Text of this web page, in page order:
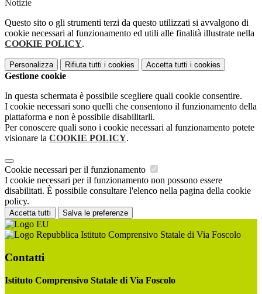
Notizie
Questo sito o gli strumenti terzi da questo utilizzati si avvalgono di
cookie necessari al funzionamento ed utili alle finalità illustrate nella
COOKIE POLICY.
Personalizza Rifiuta tutti i cookies Accetta tutti i cookies
Gestione cookie
In questa schermata è possibile scegliere quali cookie consentire.
I cookie necessari sono quelli che consentono il funzionamento della
piattaforma e non è possibile disabilitarli.
Per conoscere quali sono i cookie necessari al funzionamento potete
visionare la COOKIE POLICY.
Cookie necessari per il funzionamento
I cookie necessari per il funzionamento non possono essere
disabilitati. È possibile consultare l'elenco nella pagina della cookie
policy.
Accetta tutti Salva le preferenze
Istituto Comprensivo Statale di Via Foscolo
Contatti
Istituto Comprensivo Statale di Via Foscolo